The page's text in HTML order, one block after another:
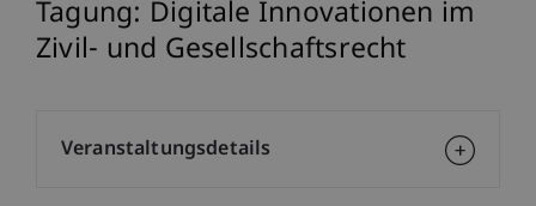
Tagung: Digitale Innovationen im
Zivil- und Gesellschaftsrecht
Veranstaltungsdetails